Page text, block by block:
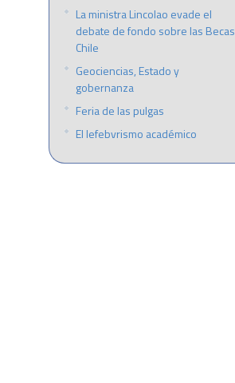
La ministra Lincolao evade el
debate de fondo sobre las Becas
Chile
Geociencias, Estado y
gobernanza
Feria de las pulgas
El lefebvrismo académico